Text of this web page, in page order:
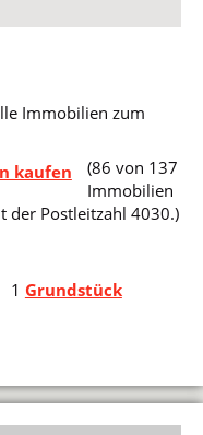
Immobilien zum
kaufen
1 Grundstück
(86 von 137
Immobilien
der Postleitzahl 4030.)